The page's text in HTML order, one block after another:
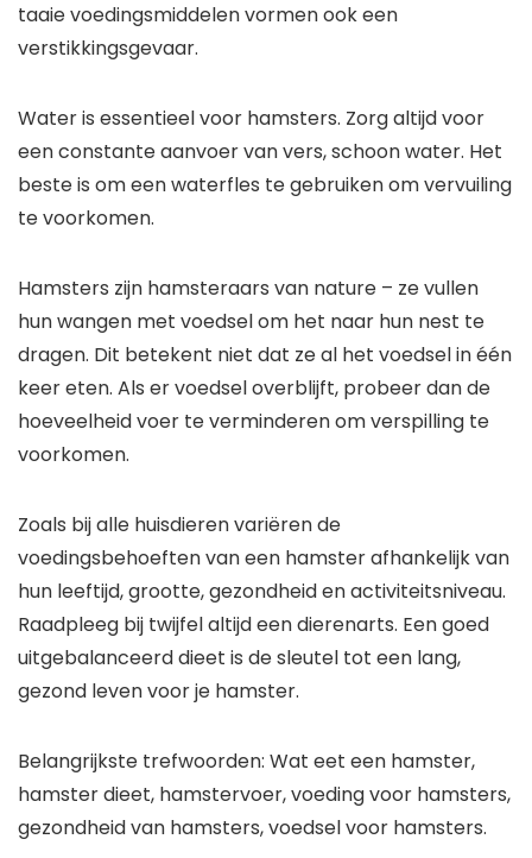
taaie voedingsmiddelen vormen ook een
verstikkingsgevaar.
Water is essentieel voor hamsters. Zorg altijd voor
een constante aanvoer van vers, schoon water. Het
beste is om een waterfles te gebruiken om vervuiling
te voorkomen.
Hamsters zijn hamsteraars van nature – ze vullen
hun wangen met voedsel om het naar hun nest te
dragen. Dit betekent niet dat ze al het voedsel in één
keer eten. Als er voedsel overblijft, probeer dan de
hoeveelheid voer te verminderen om verspilling te
voorkomen.
Zoals bij alle huisdieren variëren de
voedingsbehoeften van een hamster afhankelijk van
hun leeftijd, grootte, gezondheid en activiteitsniveau.
Raadpleeg bij twijfel altijd een dierenarts. Een goed
uitgebalanceerd dieet is de sleutel tot een lang,
gezond leven voor je hamster.
Belangrijkste trefwoorden: Wat eet een hamster,
hamster dieet, hamstervoer, voeding voor hamsters,
gezondheid van hamsters, voedsel voor hamsters.